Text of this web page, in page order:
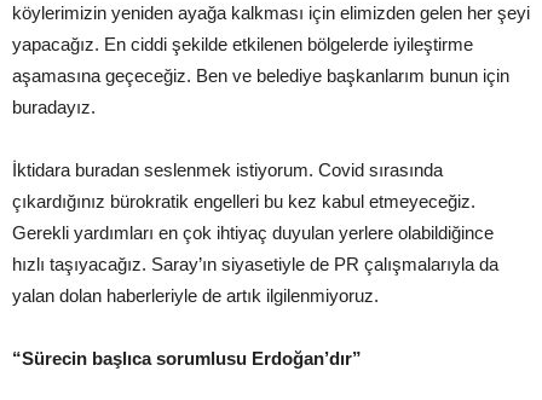
köylerimizin yeniden ayağa kalkması için elimizden gelen her şeyi
yapacağız. En ciddi şekilde etkilenen bölgelerde iyileştirme
aşamasına geçeceğiz. Ben ve belediye başkanlarım bunun için
buradayız.
İktidara buradan seslenmek istiyorum. Covid sırasında
çıkardığınız bürokratik engelleri bu kez kabul etmeyeceğiz.
Gerekli yardımları en çok ihtiyaç duyulan yerlere olabildiğince
hızlı taşıyacağız. Saray’ın siyasetiyle de PR çalışmalarıyla da
yalan dolan haberleriyle de artık ilgilenmiyoruz.
“Sürecin başlıca sorumlusu Erdoğan’dır”